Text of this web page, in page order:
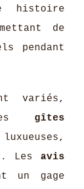
histoire
de
pendant
variés,
gîtes
luxueuses,
Les avis
un gage